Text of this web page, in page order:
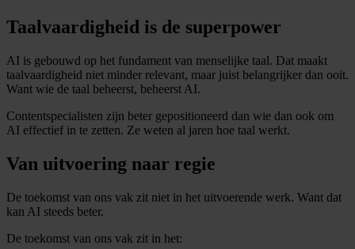
Taalvaardigheid is de superpower
AI is gebouwd op het fundament van menselijke taal. Dat maakt
taalvaardigheid niet minder relevant, maar juist belangrijker dan ooit.
Want wie de taal beheerst, beheerst AI.
Contentspecialisten zijn beter gepositioneerd dan wie dan ook om
AI effectief in te zetten. Ze weten al jaren hoe taal werkt.
Van uitvoering naar regie
De toekomst van ons vak zit niet in het uitvoerende werk. Want dat
kan AI steeds beter.
De toekomst van ons vak zit in het: